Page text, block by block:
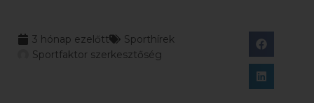
3 hónap ezelőtt
Sporthírek
Sportfaktor szerkesztőség